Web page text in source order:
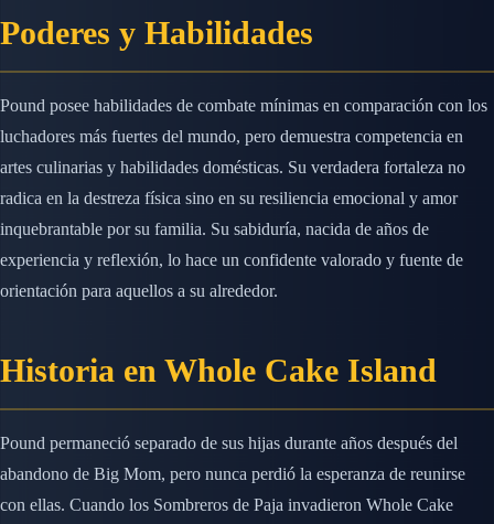
Poderes y Habilidades
Pound posee habilidades de combate mínimas en comparación con los
luchadores más fuertes del mundo, pero demuestra competencia en
artes culinarias y habilidades domésticas. Su verdadera fortaleza no
radica en la destreza física sino en su resiliencia emocional y amor
inquebrantable por su familia. Su sabiduría, nacida de años de
experiencia y reflexión, lo hace un confidente valorado y fuente de
orientación para aquellos a su alrededor.
Historia en Whole Cake Island
Pound permaneció separado de sus hijas durante años después del
abandono de Big Mom, pero nunca perdió la esperanza de reunirse
con ellas. Cuando los Sombreros de Paja invadieron Whole Cake